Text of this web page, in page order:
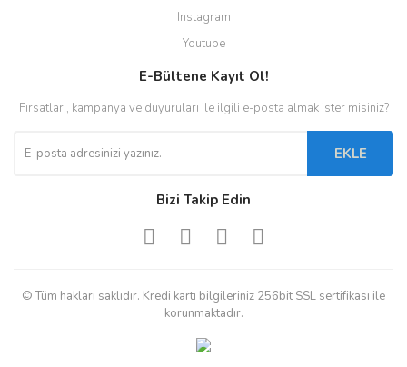
Instagram
Youtube
E-Bültene Kayıt Ol!
Fırsatları, kampanya ve duyuruları ile ilgili e-posta almak ister misiniz?
EKLE
Bizi Takip Edin
© Tüm hakları saklıdır. Kredi kartı bilgileriniz 256bit SSL sertifikası ile
korunmaktadır.